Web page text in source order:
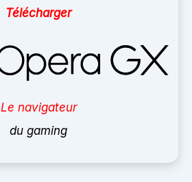
Télécharger
Le navigateur
du gaming